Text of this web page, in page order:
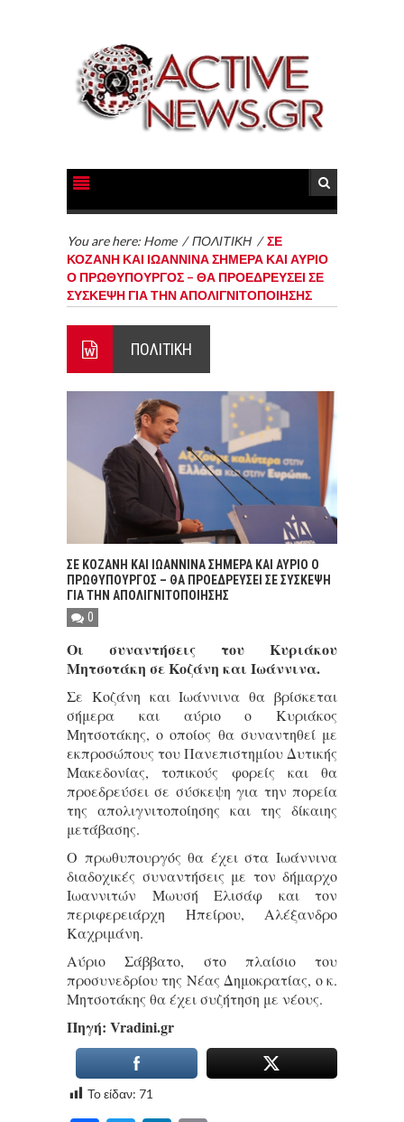
You are here: Home /ΠΟΛΙΤΙΚΗ /ΣΕ
ΚΟΖΑΝΗ ΚΑΙ ΙΩΑΝΝΙΝΑ ΣΗΜΕΡΑ ΚΑΙ ΑΥΡΙΟ
Ο ΠΡΩΘΥΠΟΥΡΓΟΣ – ΘΑ ΠΡΟΕΔΡΕΥΣΕΙ ΣΕ
ΣΥΣΚΕΨΗ ΓΙΑ ΤΗΝ ΑΠΟΛΙΓΝΙΤΟΠΟΙΗΣΗΣ
ΠΟΛΙΤΙΚΗ
ΣΕ ΚΟΖΑΝΗ ΚΑΙ ΙΩΑΝΝΙΝΑ ΣΗΜΕΡΑ ΚΑΙ ΑΥΡΙΟ Ο
ΠΡΩΘΥΠΟΥΡΓΟΣ – ΘΑ ΠΡΟΕΔΡΕΥΣΕΙ ΣΕ ΣΥΣΚΕΨΗ
ΓΙΑ ΤΗΝ ΑΠΟΛΙΓΝΙΤΟΠΟΙΗΣΗΣ
0
Οι συναντήσεις του Κυριάκου
Μητσοτάκη σε Κοζάνη και Ιωάννινα.
Σε Κοζάνη και Ιωάννινα θα βρίσκεται
σήμερα και αύριο ο Κυριάκος
Μητσοτάκης, ο οποίος θα συναντηθεί με
εκπροσώπους του Πανεπιστημίου Δυτικής
Μακεδονίας, τοπικούς φορείς και θα
προεδρεύσει σε σύσκεψη για την πορεία
της απολιγνιτοποίησης και της δίκαιης
μετάβασης.
Ο πρωθυπουργός θα έχει στα Ιωάννινα
διαδοχικές συναντήσεις με τον δήμαρχο
Ιωαννιτών Μωυσή Ελισάφ και τον
περιφερειάρχη Ηπείρου, Αλέξανδρο
Καχριμάνη.
Αύριο Σάββατο, στο πλαίσιο του
προσυνεδρίου της Νέας Δημοκρατίας, ο κ.
Μητσοτάκης θα έχει συζήτηση με νέους.
Πηγή: Vradini.gr
Το είδαν: 71